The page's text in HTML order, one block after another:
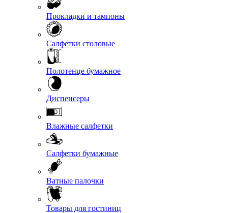
Прокладки и тампоны
Салфетки столовые
Полотенце бумажное
Диспенсеры
Влажные салфетки
Салфетки бумажные
Ватные палочки
Товары для гостиниц